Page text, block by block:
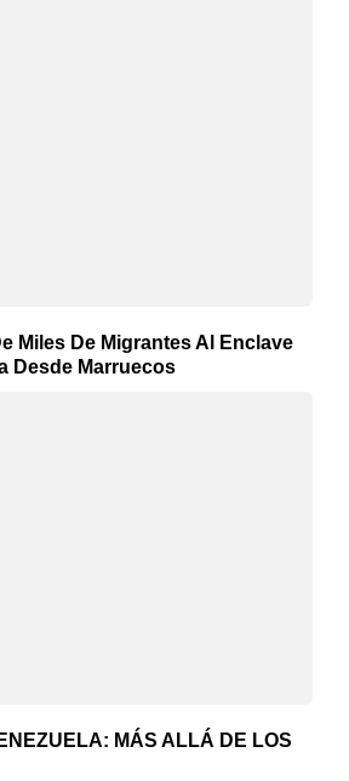
Miles De Migrantes Al Enclave
Desde Marruecos
MÁS ALLÁ DE LOS